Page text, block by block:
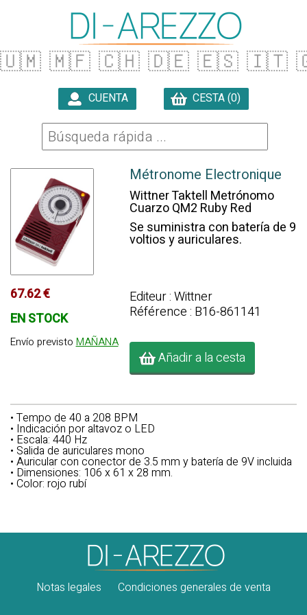
🇺🇲 🇲🇫 🇨🇭 🇩🇪 🇪🇸 🇮🇹
CUENTA CESTA (0)
67.62 €
EN STOCK
Envío previsto MAÑANA
Métronome Electronique
Wittner Taktell Metrónomo
Cuarzo QM2 Ruby Red
Se suministra con batería de 9
voltios y auriculares.
Editeur : Wittner
Référence : B16-861141
Añadir a la cesta
• Tempo de 40 a 208 BPM
• Indicación por altavoz o LED
• Escala: 440 Hz
• Salida de auriculares mono
• Auricular con conector de 3.5 mm y batería de 9V incluida
• Dimensiones: 106 x 61 x 28 mm.
• Color: rojo rubí
Notas legales Condiciones generales de venta